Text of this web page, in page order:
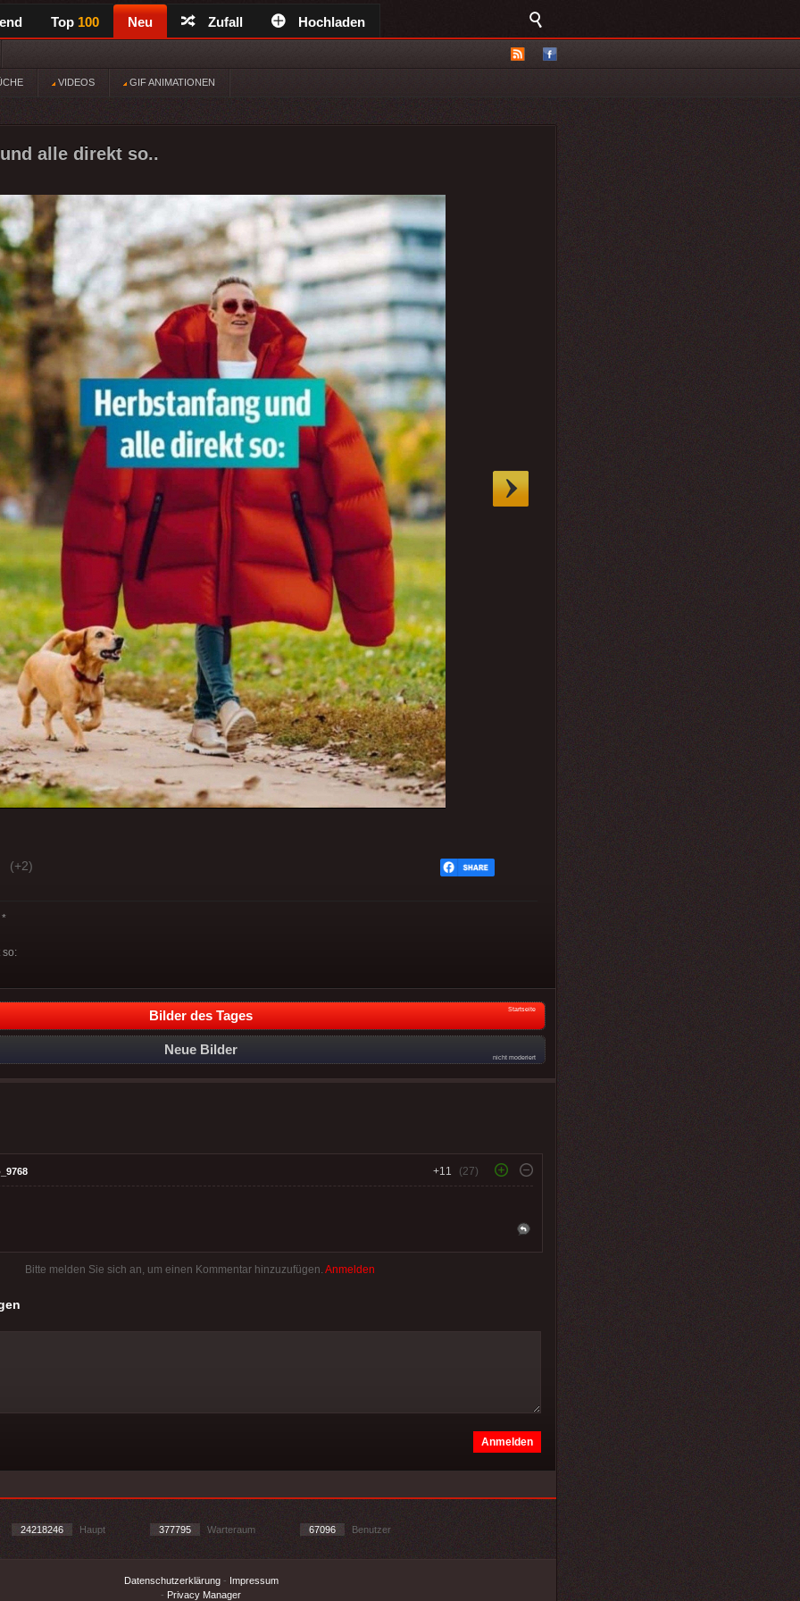
Top 100 Neu Zufall Hochladen
VIDEOS GIF ANIMATIONEN
alle direkt so..
(+2)
so:
Bilder des Tages Startseite
Neue Bilder
nicht moderiert
+11 (27)
Bitte melden Sie sich an, um einen Kommentar hinzuzufügen. Anmelden
24218246 Haupt 377795 Warteraum 67096 Benutzer
Datenschutzerklärung- Impressum
- Privacy Manager